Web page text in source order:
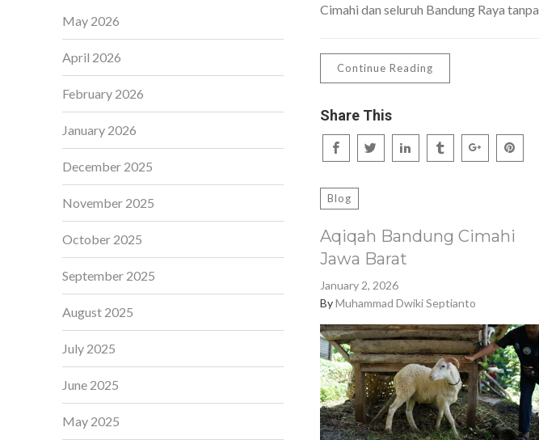
Cimahi dan seluruh Bandung Raya tanpa
Continue Reading
Share This
Blog
Aqiqah Bandung Cimahi
Jawa Barat
January 2, 2026
ByMuhammad Dwiki Septianto
May 2026
April 2026
February 2026
January 2026
December 2025
November 2025
October 2025
September 2025
August 2025
July 2025
June 2025
May 2025